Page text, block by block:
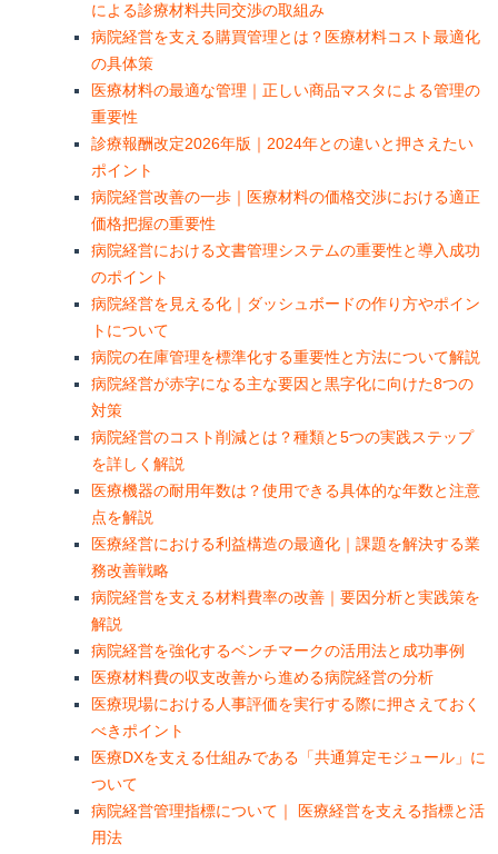
による診療材料共同交渉の取組み
病院経営を支える購買管理とは？医療材料コスト最適化
の具体策
医療材料の最適な管理｜正しい商品マスタによる管理の
重要性
診療報酬改定2026年版｜2024年との違いと押さえたい
ポイント
病院経営改善の一歩｜医療材料の価格交渉における適正
価格把握の重要性
病院経営における文書管理システムの重要性と導入成功
のポイント
病院経営を見える化｜ダッシュボードの作り方やポイン
トについて
病院の在庫管理を標準化する重要性と方法について解説
病院経営が赤字になる主な要因と黒字化に向けた8つの
対策
病院経営のコスト削減とは？種類と5つの実践ステップ
を詳しく解説
医療機器の耐用年数は？使用できる具体的な年数と注意
点を解説
医療経営における利益構造の最適化｜課題を解決する業
務改善戦略
病院経営を支える材料費率の改善｜要因分析と実践策を
解説
病院経営を強化するベンチマークの活用法と成功事例
医療材料費の収支改善から進める病院経営の分析
医療現場における人事評価を実行する際に押さえておく
べきポイント
医療DXを支える仕組みである「共通算定モジュール」に
ついて
病院経営管理指標について｜ 医療経営を支える指標と活
用法